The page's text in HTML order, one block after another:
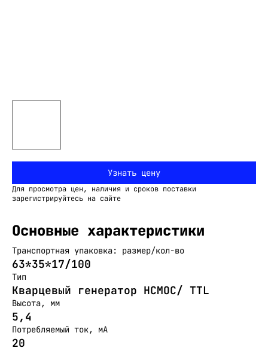
Узнать цену
Для просмотра цен, наличия и сроков поставки
зарегистрируйтесь на сайте
Основные характеристики
Транспортная упаковка: размер/кол-во
63*35*17/100
Тип
Кварцевый генератор HCMOC/ TTL
Высота, мм
5,4
Потребляемый ток, мА
20